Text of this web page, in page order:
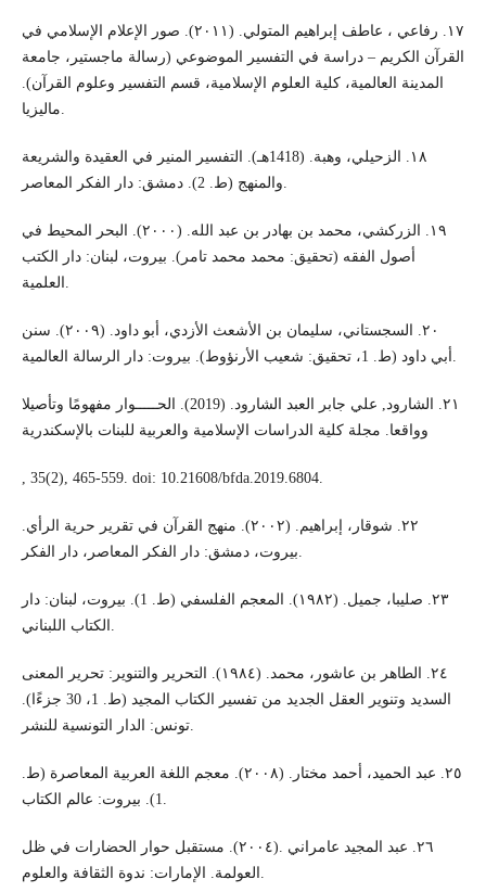
١٧. رفاعي ، عاطف إبراهيم المتولي. (٢٠١١). صور الإعلام الإسلامي في
القرآن الكريم – دراسة في التفسير الموضوعي (رسالة ماجستير، جامعة
المدينة العالمية، كلية العلوم الإسلامية، قسم التفسير وعلوم القرآن).
ماليزيا.
١٨. الزحيلي، وهبة. (1418هـ). التفسير المنير في العقيدة والشريعة
والمنهج (ط. 2). دمشق: دار الفكر المعاصر.
١٩. الزركشي، محمد بن بهادر بن عبد الله. (٢٠٠٠). البحر المحيط في
أصول الفقه (تحقيق: محمد محمد تامر). بيروت، لبنان: دار الكتب
العلمية.
٢٠. السجستاني، سليمان بن الأشعث الأزدي، أبو داود. (٢٠٠٩). سنن
أبي داود (ط. 1، تحقيق: شعيب الأرنؤوط). بيروت: دار الرسالة العالمية.
٢١. الشارود, علي جابر العبد الشارود. (2019). الحـــــوار مفهومًا وتأصيلا
وواقعا. مجلة کلية الدراسات الإسلامية والعربية للبنات بالإسکندرية
, 35(2), 465-559. doi: 10.21608/bfda.2019.6804.
٢٢. شوقار، إبراهيم. (٢٠٠٢). منهج القرآن في تقرير حرية الرأي.
بيروت، دمشق: دار الفكر المعاصر، دار الفكر.
٢٣. صليبا، جميل. (١٩٨٢). المعجم الفلسفي (ط. 1). بيروت، لبنان: دار
الكتاب اللبناني.
٢٤. الطاهر بن عاشور، محمد. (١٩٨٤). التحرير والتنوير: تحرير المعنى
السديد وتنوير العقل الجديد من تفسير الكتاب المجيد (ط. 1، 30 جزءًا).
تونس: الدار التونسية للنشر.
٢٥. عبد الحميد، أحمد مختار. (٢٠٠٨). معجم اللغة العربية المعاصرة (ط.
1). بيروت: عالم الكتاب.
٢٦. عبد المجيد عامراني .(٢٠٠٤). مستقبل حوار الحضارات في ظل
العولمة. الإمارات: ندوة الثقافة والعلوم.